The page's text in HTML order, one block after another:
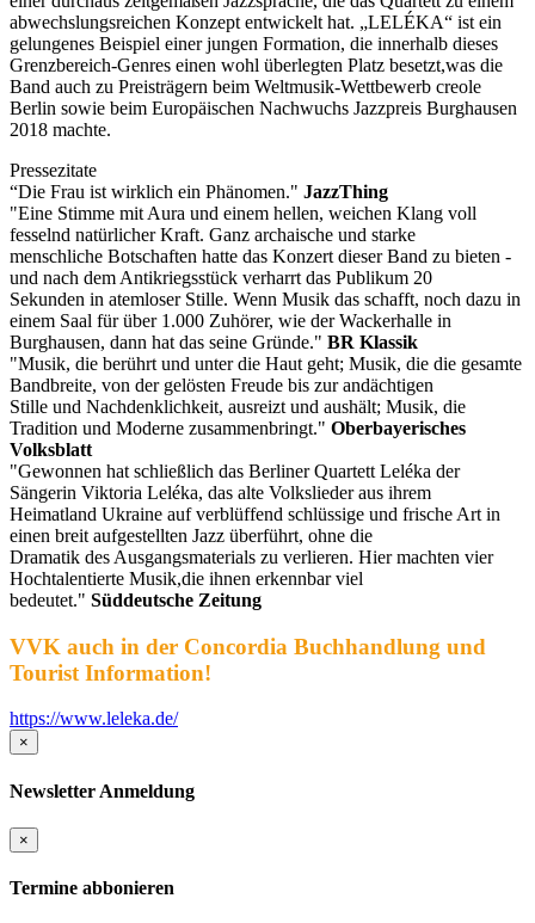
abwechslungsreichen Konzept entwickelt hat. „LELÉKA“ ist ein
gelungenes Beispiel einer jungen Formation, die innerhalb dieses
Grenzbereich-Genres einen wohl überlegten Platz besetzt,was die
Band auch zu Preisträgern beim Weltmusik-Wettbewerb creole
Berlin sowie beim Europäischen Nachwuchs Jazzpreis Burghausen
2018 machte.
Pressezitate
“Die Frau ist wirklich ein Phänomen." JazzThing
"Eine Stimme mit Aura und einem hellen, weichen Klang voll
fesselnd natürlicher Kraft. Ganz archaische und starke
menschliche Botschaften hatte das Konzert dieser Band zu bieten -
und nach dem Antikriegsstück verharrt das Publikum 20
Sekunden in atemloser Stille. Wenn Musik das schafft, noch dazu in
einem Saal für über 1.000 Zuhörer, wie der Wackerhalle in
Burghausen, dann hat das seine Gründe." BR Klassik
"Musik, die berührt und unter die Haut geht; Musik, die die gesamte
Bandbreite, von der gelösten Freude bis zur andächtigen
Stille und Nachdenklichkeit, ausreizt und aushält; Musik, die
Tradition und Moderne zusammenbringt." Oberbayerisches
Volksblatt
"Gewonnen hat schließlich das Berliner Quartett Leléka der
Sängerin Viktoria Leléka, das alte Volkslieder aus ihrem
Heimatland Ukraine auf verblüffend schlüssige und frische Art in
einen breit aufgestellten Jazz überführt, ohne die
Dramatik des Ausgangsmaterials zu verlieren. Hier machten vier
Hochtalentierte Musik,die ihnen erkennbar viel
bedeutet." Süddeutsche Zeitung
VVK auch in der Concordia Buchhandlung und
Tourist Information!
https://www.leleka.de/
×
Newsletter Anmeldung
×
Termine abbonieren